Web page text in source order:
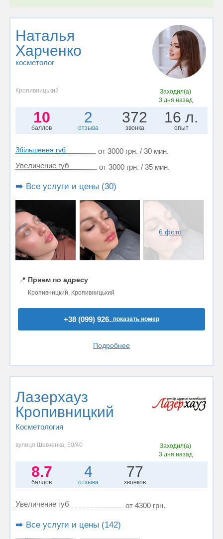
Наталья
Харченко
косметолог
Кропивницький
Заходил(а)
3 дня назад
10
баллов
2
отзыва
372
звонка
16 л.
опыт
Збільшення губ
от 3000 грн. / 30 мин.
Увеличение губ
от 3000 грн. / 35 мин.
➡️ Все услуги и цены (30)
6 фото
📍 Прием по адресу
Кропивницкий, Кропивницький
+38 (099) 926..показать номер
Подробнее
Лазерхауз
Кропивницкий
Косметология
вулиця Шевченка, 50/40
Заходил(а)
3 дня назад
8.7
баллов
4
отзыва
77
звонков
Увеличение губ от 4300 грн.
➡️ Все услуги и цены (142)